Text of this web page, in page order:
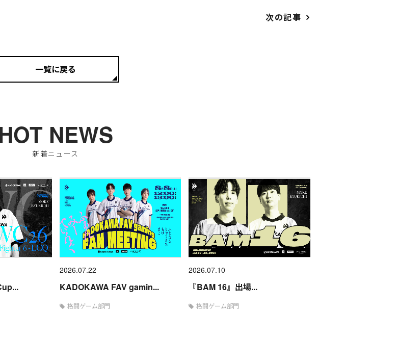
次の記事
一覧に戻る
NEWS
新着ニュース
2026.07.22
KADOKAWA FAV gamin...
格闘ゲーム部門
2026.07.10
『BAM 16』出場...
格闘ゲーム部門